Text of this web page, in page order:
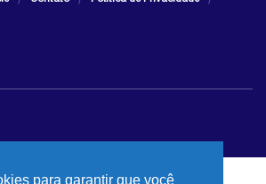
para garantir que você